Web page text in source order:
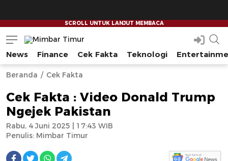
Mimbar Timur
Media Berjaringan Indonesia Timur
News Finance Cek Fakta Teknologi
Beranda Cek Fakta
Cek Fakta : Video Donald Trump
Ngejek Pakistan
Penulis: Mimbar Timur
Rabu, 4 Juni 2025 | 17:43 WIB
--
--